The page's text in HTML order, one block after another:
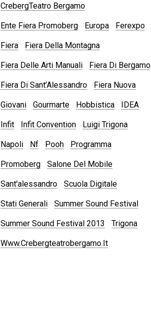
CrebergTeatro Bergamo
Ente Fiera Promoberg Europa Ferexpo
Fiera Fiera Della Montagna
Fiera Delle Arti Manuali Fiera Di Bergamo
Fiera Di Sant’Alessandro Fiera Nuova
Giovani Gourmarte Hobbistica IDEA
Infit Infit Convention Luigi Trigona
Napoli Nf Pooh Programma
Promoberg Salone Del Mobile
Sant'alessandro Scuola Digitale
Stati Generali Summer Sound Festival
Summer Sound Festival 2013 Trigona
Www.crebergteatrobergamo.it